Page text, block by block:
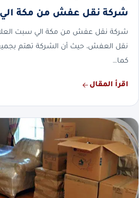
شركة نقل عفش من مكة الي
شركة نقل عفش من مكة الي سبت
نقل العفش، حيث أن الشركة تهتم
كما…
اقرأ المقال